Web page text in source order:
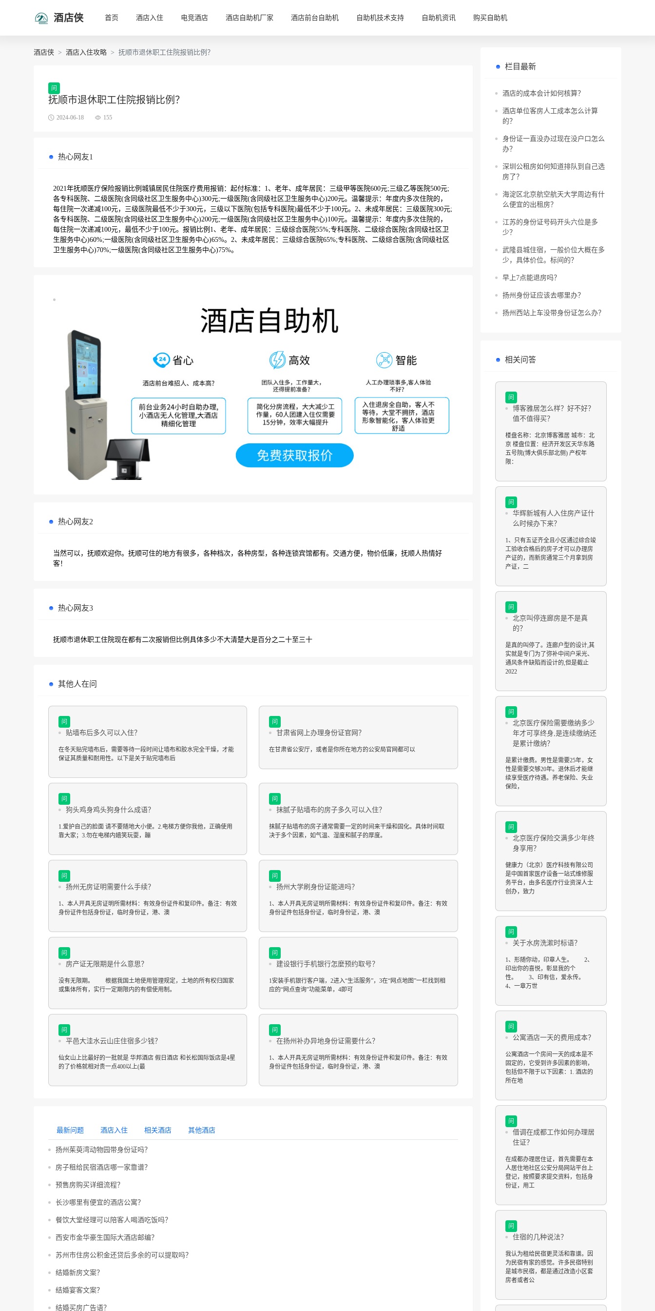
酒店侠 首页 酒店入住 电竞酒店 酒店自助机厂家 酒店前台自助机 自助机技术支持 自助机资讯 购买自助机
酒店侠 酒店入住攻略 抚顺市退休职工住院报销比例？
问
抚顺市退休职工住院报销比例？
2024-06-18 155
热心网友1
2021年抚顺医疗保险报销比例城镇居民住院医疗费用报销：起付标准：1、老年、成年居民：三级甲等医院600元;三级乙等医院500元;
各专科医院、二级医院(含同级社区卫生服务中心)300元;一级医院(含同级社区卫生服务中心)200元。温馨提示：年度内多次住院的，
每住院一次递减100元，三级医院最低不少于300元，三级以下医院(包括专科医院)最低不少于100元。2、未成年居民：三级医院300元;
各专科医院、二级医院(含同级社区卫生服务中心)200元;一级医院(含同级社区卫生服务中心)100元。温馨提示：年度内多次住院的，
每住院一次递减100元，最低不少于100元。报销比例1、老年、成年居民：三级综合医院55%;专科医院、二级综合医院(含同级社区卫
生服务中心)60%;一级医院(含同级社区卫生服务中心)65%。2、未成年居民：三级综合医院65%;专科医院、二级综合医院(含同级社区
卫生服务中心)70%;一级医院(含同级社区卫生服务中心)75%。
热心网友2
当然可以，抚顺欢迎你。抚顺可住的地方有很多，各种档次，各种房型，各种连锁宾馆都有。交通方便，物价低廉，抚顺人热情好
客！
热心网友3
抚顺市退休职工住院现在都有二次报销但比例具体多少不大清楚大是百分之二十至三十
其他人在问
问
贴墙布后多久可以入住？
在冬天贴完墙布后，需要等待一段时间让墙布和胶水完全干燥，才能
保证其质量和耐用性。以下是关于贴完墙布后
问
甘肃省网上办理身份证官网？
在甘肃省公安厅，或者是你所在地方的公安局官网都可以
问
狗头鸡身鸡头狗身什么成语？
1.爱护自己的脸面 请不要随地大小便。2.电梯方便你我他，正确使用
靠大家；3.勿在电梯内嬉笑玩耍，蹦
问
抹腻子贴墙布的房子多久可以入住？
抹腻子贴墙布的房子通常需要一定的时间来干燥和固化。具体时间取
决于多个因素，如气温、湿度和腻子的厚度。
问
扬州无房证明需要什么手续？
1、本人开具无房证明所需材料：有效身份证件和复印件。备注：有效
身份证件包括身份证，临时身份证，港、澳
问
扬州大学刷身份证能进吗？
1、本人开具无房证明所需材料：有效身份证件和复印件。备注：有效
身份证件包括身份证，临时身份证，港、澳
问
房产证无限期是什么意思？
没有无限期。 根据我国土地使用管理规定，土地的所有权归国家
或集体所有，实行一定期限内的有偿使用制。
问
建设银行手机银行怎麼预约取号？
1安装手机银行客户端，2进入“生活服务”，3在“网点地图”一栏找到相
应的“网点查询”功能菜单，4即可
问
平邑大洼水云山庄住宿多少钱？
仙女山上比最好的一批就是 华邦酒店 假日酒店 和长松国际饭店是4星
的了价格就相对贵一点400以上(最
问
在扬州补办异地身份证需要什么？
1、本人开具无房证明所需材料：有效身份证件和复印件。备注：有效
身份证件包括身份证，临时身份证，港、澳
最新问题 酒店入住 相关酒店 其他酒店
扬州茱萸湾动物园带身份证吗？
房子租给民宿酒店哪一家靠谱？
预售房购买详细流程？
长沙哪里有便宜的酒店公寓？
餐饮大堂经理可以陪客人喝酒吃饭吗？
西安市金华豪生国际大酒店邮编？
苏州市住房公积金还贷后多余的可以提取吗？
结婚新房文案？
结婚宴客文案？
结婚买房广告语？
栏目最新
酒店的成本会计如何核算？
酒店单位客房人工成本怎么计算
的？
身份证一直没办过现在没户口怎么
办？
深圳公租房如何知道排队到自己选
房了？
海淀区北京航空航天大学周边有什
么便宜的出租房？
江苏的身份证号码开头六位是多
少？
武隆县城住宿，一般价位大概在多
少，具体价位。标间的？
早上7点能退房吗？
扬州身份证应该去哪里办？
扬州西站上车没带身份证怎么办？
相关问答
问
博客雅居怎么样？好不好？
值不值得买？
楼盘名称：北京博客雅居 城市：北
京 楼盘位置：经济开发区天华东路
五号院(博大俱乐部北侧) 产权年
限：
问
华辉新城有人入住房产证什
么时候办下来？
1、只有五证齐全且小区通过综合竣
工验收合格后的房子才可以办理房
产证的，而新房通常三个月拿到房
产证，二
问
北京叫停连廊房是不是真
的？
是真的叫停了。连廊户型的设计,其
实就是专门为了弥补中间户采光、
通风条件缺陷而设计的,但是截止
2022
问
北京医疗保险需要缴纳多少
年才可享终身,是连续缴纳还
是累计缴纳？
是累计缴费。男性是需要25年，女
性是需要交够20年。退休后才能继
续享受医疗待遇。养老保险、失业
保险，
问
北京医疗保险交满多少年终
身享用？
健康力（北京）医疗科技有限公司
是中国首家医疗设备一站式维修服
务平台，由多名医疗行业资深人士
创办，致力
问
关于水房洗漱时标语？
1、形随你动，印章人生。 2、
印出你的喜悦，彰显我的个
性。 3、印有信，爱永传。
4、一章万世
问
公寓酒店一天的费用成本？
公寓酒店一个房间一天的成本是不
固定的，它受到许多因素的影响，
包括但不限于以下因素：1. 酒店的
所在地
问
借调在成都工作如何办理居
住证？
在成都办理居住证，首先需要在本
人居住地社区公安分局网站平台上
登记，按照要求提交资料，包括身
份证，用工
问
住宿的几种说法？
我认为租给民宿更灵活和靠谱。因
为民宿有家的感觉。许多民宿特别
是城市民宿，都是通过改造小区套
房者或者公